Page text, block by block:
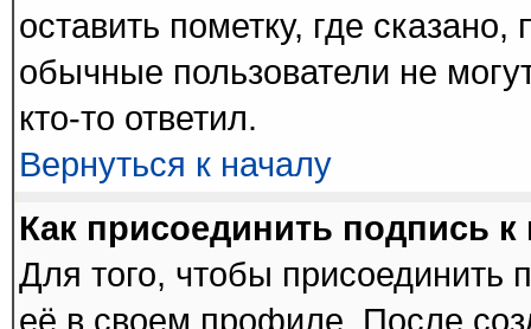
оставить пометку, где
обычные пользователи не
кто-то ответил.
Вернуться к началу
Как присоединить подпись
Для того, чтобы присоединить
её в своем профиле. После